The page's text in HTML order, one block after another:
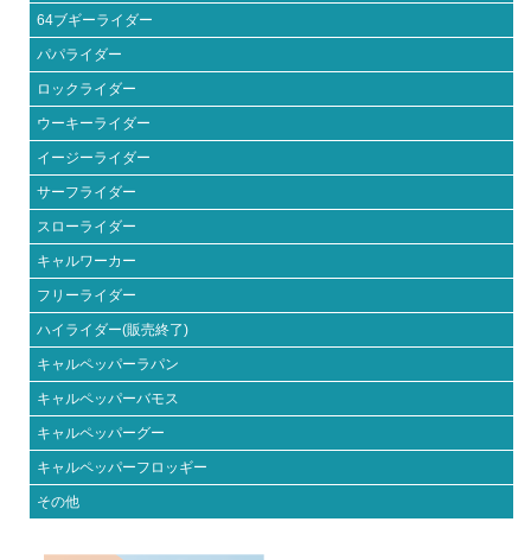
64ブギーライダー
パパライダー
ロックライダー
ウーキーライダー
イージーライダー
サーフライダー
スローライダー
キャルワーカー
フリーライダー
ハイライダー(販売終了)
キャルペッパーラパン
キャルペッパーバモス
キャルペッパーグー
キャルペッパーフロッギー
その他